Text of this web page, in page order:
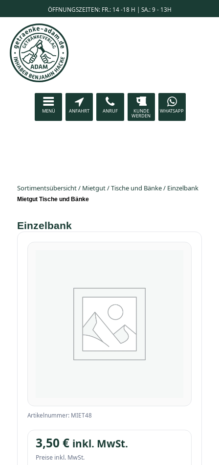
ÖFFNUNGSZEITEN: FR.: 14 -18 H | SA.: 9 - 13H
MENÜ ANFAHRT ANRUF KUNDE
WERDEN
WHATSAPP
Sortimentsübersicht/ Mietgut/Tische und Bänke/ Einzelbank
Mietgut Tische und Bänke
Einzelbank
Artikelnummer: MIET48
3,50 € inkl. MwSt.
Preise inkl. MwSt.